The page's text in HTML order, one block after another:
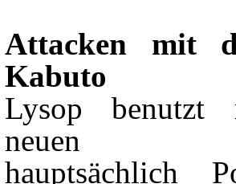
Attacken mit
Kabuto
Lysop benutzt
neuen
hauptsächlich